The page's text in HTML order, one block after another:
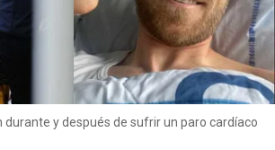
durante y después de sufrir un paro cardíaco